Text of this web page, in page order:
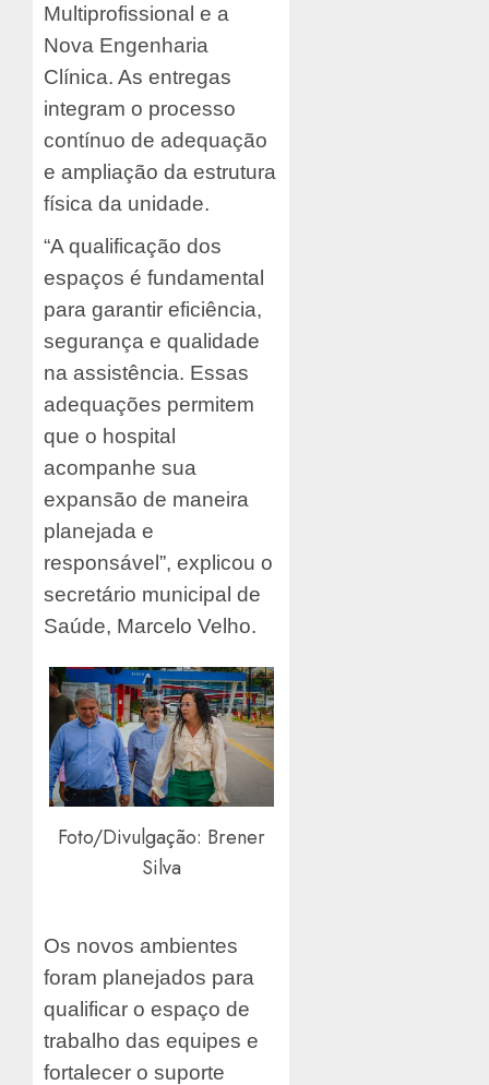
Multiprofissional e a
Nova Engenharia
Clínica. As entregas
integram o processo
contínuo de adequação
e ampliação da estrutura
física da unidade.
“A qualificação dos
espaços é fundamental
para garantir eficiência,
segurança e qualidade
na assistência. Essas
adequações permitem
que o hospital
acompanhe sua
expansão de maneira
planejada e
responsável”, explicou o
secretário municipal de
Saúde, Marcelo Velho.
Foto/Divulgação: Brener
Silva
Os novos ambientes
foram planejados para
qualificar o espaço de
trabalho das equipes e
fortalecer o suporte